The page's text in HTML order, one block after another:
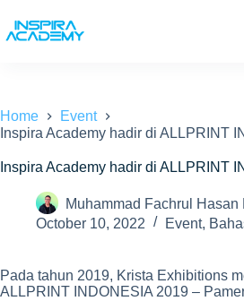
content
Home
Event
Inspira Academy hadir di ALLPRINT
Inspira Academy hadir di ALLPRINT
Muhammad Fachrul Hasan
October 10, 2022
Event,
Pada tahun 2019, Krista Exhibitions
ALLPRINT INDONESIA 2019 –